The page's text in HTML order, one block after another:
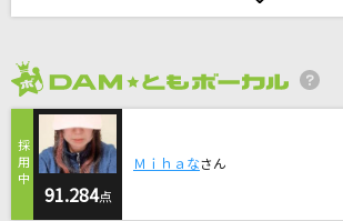
Mrs. GREEN APPLE
[生音]珍島物語
天童よしみ
忘れじの言の葉
91.284点
Ｍｉｈａなさん